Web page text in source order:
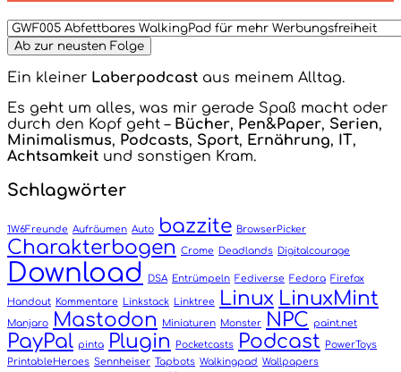
Ein kleiner Laberpodcast aus meinem Alltag.
Es geht um alles, was mir gerade Spaß macht oder
durch den Kopf geht – Bücher, Pen&Paper, Serien,
Minimalismus, Podcasts, Sport, Ernährung, IT,
Achtsamkeit und sonstigen Kram.
Schlagwörter
1W6Freunde Aufräumen Auto bazzite BrowserPicker
Charakterbogen Crome Deadlands Digitalcourage
Download DSA Entrümpeln Fediverse Fedora Firefox
Handout Kommentare Linkstack Linktree Linux LinuxMint
Manjaro Mastodon Miniaturen Monster NPC paint.net
PayPal pinta Plugin Pocketcasts Podcast
PowerToys
PrintableHeroes Sennheiser Tapbots Walkingpad Wallpapers